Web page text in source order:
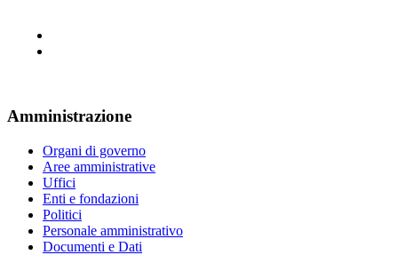
Amministrazione
Organi di governo
Aree amministrative
Uffici
Enti e fondazioni
Politici
Personale amministrativo
Documenti e Dati